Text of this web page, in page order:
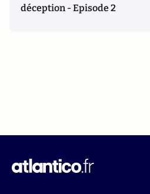
déception - Episode 2